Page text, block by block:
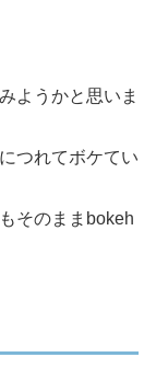
ようかと思いま
つれてボケてい
そのままbokeh